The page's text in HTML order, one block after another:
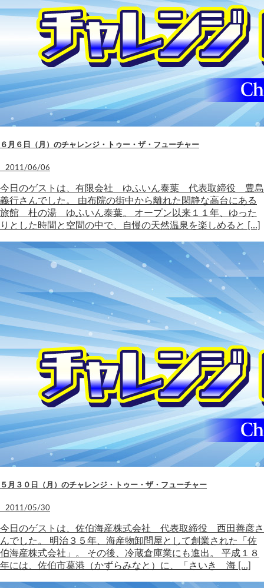
６月６日（月）のチャレンジ・トゥー・ザ・フューチャー
2011/06/06
今日のゲストは、有限会社 ゆふいん泰葉 代表取締役 豊島
義行さんでした。 由布院の街中から離れた閑静な高台にある
旅館 杜の湯 ゆふいん泰葉。 オープン以来１１年、ゆった
りとした時間と空間の中で、自慢の天然温泉を楽しめると […]
５月３０日（月）のチャレンジ・トゥー・ザ・フューチャー
2011/05/30
今日のゲストは、佐伯海産株式会社 代表取締役 西田善彦さ
んでした。 明治３５年、海産物卸問屋として創業された「佐
伯海産株式会社」。 その後、冷蔵倉庫業にも進出。 平成１８
年には、佐伯市葛港（かずらみなと）に、「さいき 海 […]